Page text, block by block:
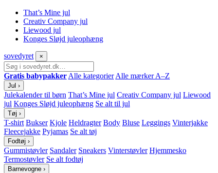
That’s Mine jul
Creativ Company jul
Liewood jul
Konges Sløjd juleophæng
sovedyret ×
Gratis babypakker Alle kategorier Alle mærker A–Z
Jul ›
Julekalender til børn That’s Mine jul Creativ Company jul Liewood
jul Konges Sløjd juleophæng Se alt til jul
Tøj ›
T-shirt Bukser Kjole Heldragter Body Bluse Leggings Vinterjakke
Fleecejakke Pyjamas Se alt tøj
Fodtøj ›
Gummistøvler Sandaler Sneakers Vinterstøvler Hjemmesko
Termostøvler Se alt fodtøj
Barnevogne ›